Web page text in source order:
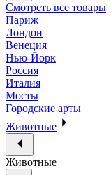
Смотреть все товары
Париж
Лондон
Венеция
Нью-Йорк
Россия
Италия
Мосты
Городские арты
Животные
Животные